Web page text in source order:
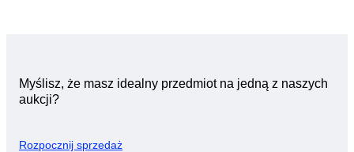
Myślisz, że masz idealny przedmiot na jedną z naszych
aukcji?
Rozpocznij sprzedaż